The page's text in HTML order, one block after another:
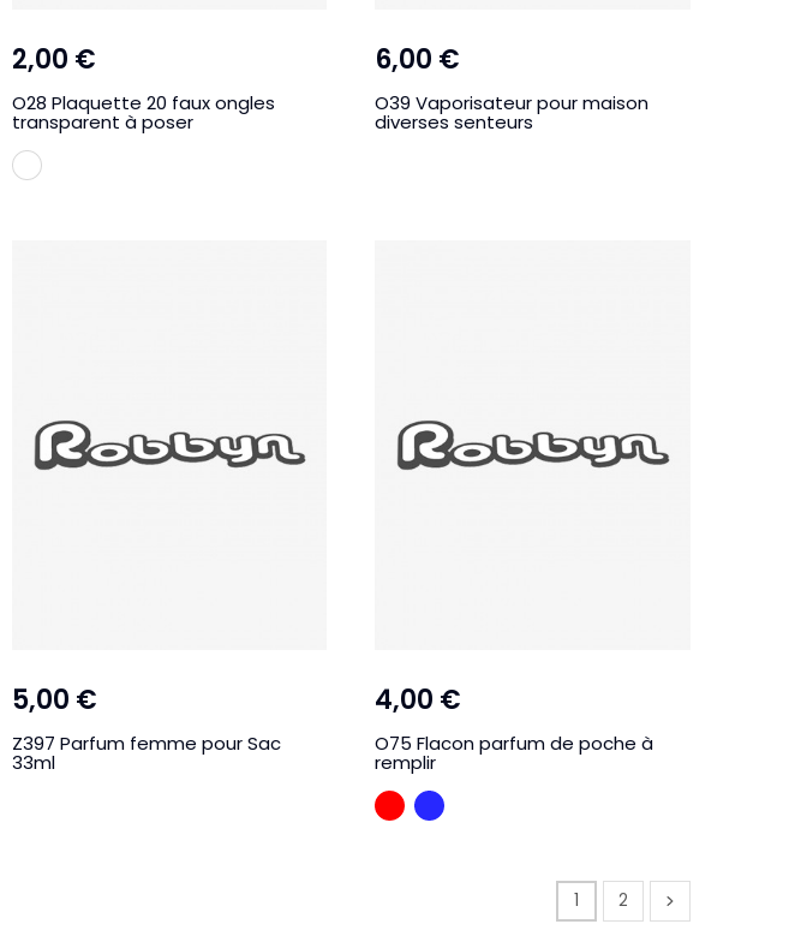
2,00 €
O28 Plaquette 20 faux ongles
transparent à poser
BLANC
6,00 €
O39 Vaporisateur pour maison
diverses senteurs
5,00 €
Z397 Parfum femme pour Sac
33ml
4,00 €
O75 Flacon parfum de poche à
remplir
ROUGE
BLEU
1 2